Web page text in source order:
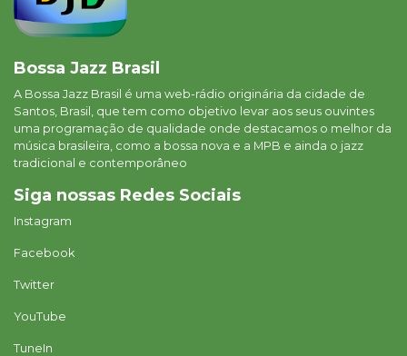
Bossa Jazz Brasil
A Bossa Jazz Brasil é uma web-rádio originária da cidade de
Santos, Brasil, que tem como objetivo levar aos seus ouvintes
uma programação de qualidade onde destacamos o melhor da
música brasileira, como a bossa nova e a MPB e ainda o jazz
tradicional e contemporâneo
Siga nossas Redes Sociais
Instagram
Facebook
Twitter
YouTube
TuneIn